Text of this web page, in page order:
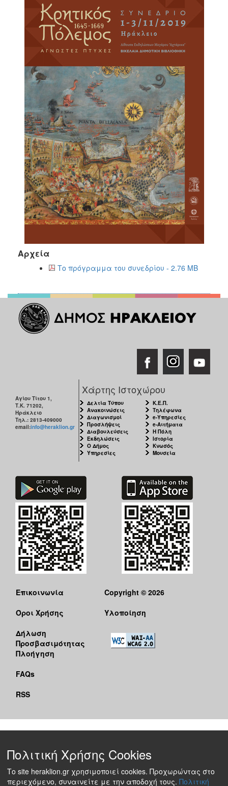
Αρχεία
Το πρόγραμμα του συνεδρίου - 2.76 MB
Αγίου Τίτου 1,
Τ.Κ. 71202,
Ηράκλειο
Τηλ.: 2813-409000
email:info@heraklion.gr
Χάρτης Ιστοχώρου
Δελτία Τύπου
Ανακοινώσεις
Διαγωνισμοί
Προσλήψεις
Διαβουλεύσεις
Εκδηλώσεις
Ο Δήμος
Υπηρεσίες
Κ.Ε.Π.
Τηλέφωνα
e-Υπηρεσίες
e-Αιτήματα
Η Πόλη
Ιστορία
Κνωσός
Μουσεία
Επικοινωνία
Όροι Χρήσης
Δήλωση
Προσβασιμότητας
Πλοήγηση
FAQs
RSS
Copyright © 2026
Υλοποίηση
Πολιτική Χρήσης Cookies
Το site heraklion.gr χρησιμοποιεί cookies. Προχωρώντας στο
περιεχόμενο, συναινείτε με την αποδοχή τους. Πολιτική